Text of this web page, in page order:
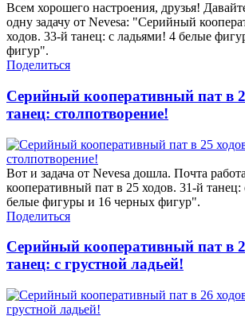
Всем хорошего настроения, друзья!
одну задачу от Nevesa: "Серийный
ходов. 33-й танец: с ладьями! 4 белые
фигур".
Поделиться
Серийный кооперативный пат в
танец: столпотворение!
Вот и задача от Nevesa дошла. Почта
кооперативный пат в 25 ходов. 31-й танец:
белые фигуры и 16 черных фигур".
Поделиться
Серийный кооперативный пат в
танец: с грустной ладьей!